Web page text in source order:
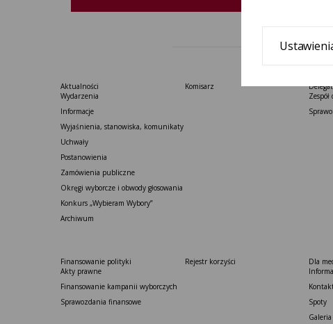
Aktualności
Wydarzenia
Informacje
Wyjaśnienia, stanowiska, komunikaty
Uchwały
Postanowienia
Zamówienia publiczne
Okręgi wyborcze i obwody głosowania
Konkurs „Wybieram Wybory”
Archiwum
Komisarz
Finansowanie polityki
Akty prawne
Finansowanie kampanii wyborczych
Sprawozdania finansowe
Rejestr korzyści
Dla
Spoty
Galeria